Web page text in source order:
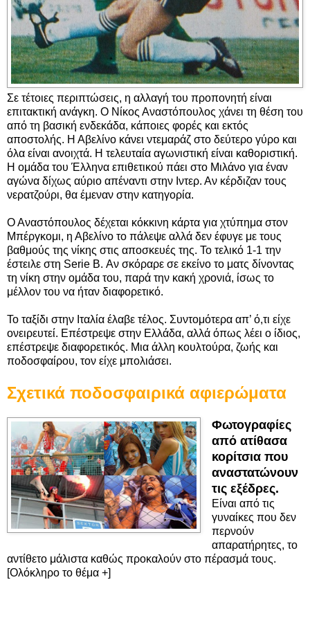
Σε τέτοιες περιπτώσεις, η αλλαγή του προπονητή είναι
επιτακτική ανάγκη. Ο Νίκος Αναστόπουλος χάνει τη θέση του
από τη βασική ενδεκάδα, κάποιες φορές και εκτός
αποστολής. Η Αβελίνο κάνει ντεμαράζ στο δεύτερο γύρο και
όλα είναι ανοιχτά. Η τελευταία αγωνιστική είναι καθοριστική.
Η ομάδα του Έλληνα επιθετικού πάει στο Μιλάνο για έναν
αγώνα δίχως αύριο απέναντι στην Ιντερ. Αν κέρδιζαν τους
νερατζούρι, θα έμεναν στην κατηγορία.
Ο Αναστόπουλος δέχεται κόκκινη κάρτα για χτύπημα στον
Μπέργκομι, η Αβελίνο το πάλεψε αλλά δεν έφυγε με τους
βαθμούς της νίκης στις αποσκευές της. Το τελικό 1-1 την
έστειλε στη Serie B. Αν σκόραρε σε εκείνο το ματς δίνοντας
τη νίκη στην ομάδα του, παρά την κακή χρονιά, ίσως το
μέλλον του να ήταν διαφορετικό.
Το ταξίδι στην Ιταλία έλαβε τέλος. Συντομότερα απ’ ό,τι είχε
ονειρευτεί. Επέστρεψε στην Ελλάδα, αλλά όπως λέει ο ίδιος,
επέστρεψε διαφορετικός. Μια άλλη κουλτούρα, ζωής και
ποδοσφαίρου, τον είχε μπολιάσει.
Σχετικά ποδοσφαιρικά αφιερώματα
Φωτογραφίες
από ατίθασα
κορίτσια που
αναστατώνουν
τις εξέδρες.
Είναι από τις
γυναίκες που δεν
περνούν
απαρατήρητες, το
αντίθετο μάλιστα καθώς προκαλούν στο πέρασμά τους.
[Ολόκληρο το θέμα +]